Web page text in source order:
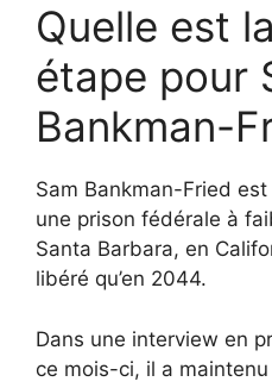
Quelle est
étape pour
Bankman-
Sam Bankman-Fried
une prison fédérale à
Santa Barbara, en
libéré qu’en 2044.
Dans une interview en
ce mois-ci, il a maintenu